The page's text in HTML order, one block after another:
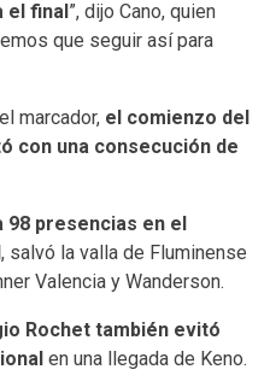
el final”, dijo Cano, quien
que seguir así para
marcador, el comienzo del
con una consecución de
98 presencias en el
, salvó la valla de Fluminense
Valencia y Wanderson.
Rochet también evitó
en una llegada de Keno.